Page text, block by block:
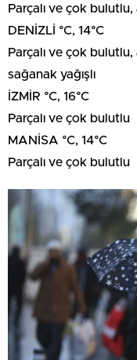
Parçalı ve çok bulutlu,
DENİZLİ °C, 14°C
Parçalı ve çok
sağanak yağışlı
İZMİR °C, 16°C
Parçalı ve çok bulutlu
MANİSA °C, 14°C
Parçalı ve çok bulutlu